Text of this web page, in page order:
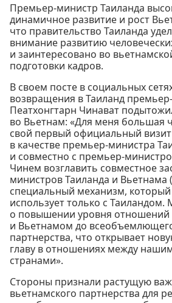
Премьер-министр Таиланда
динамичное развитие и рост
что правительство Таиланда
внимание развитию
и заинтересовано во
подготовки кадров.
В своем посте в социальных
возвращения в Таиланд
Пеатхонгтарн Чинават
во Вьетнам: «Для меня большая
свой первый официальный
в качестве премьер-министра
и совместно с премьер-
Чинем возглавить совместное
министров Таиланда и Вьетнама
специальный механизм,
использует только с
о повышении уровня отношений
и Вьетнамом до
партнерства, что открывает
главу в отношениях между
странами».
Стороны признали растущую
вьетнамского партнерства для